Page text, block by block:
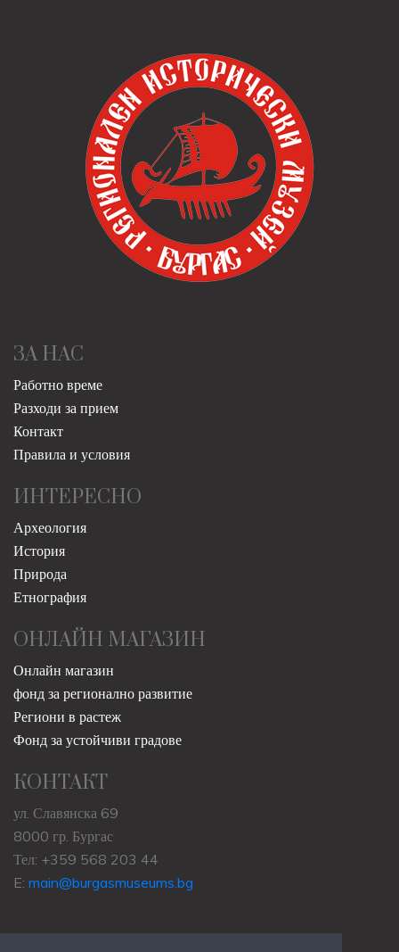
ЗА НАС
Работно време
Разходи за прием
Контакт
Правила и условия
ИНТЕРЕСНО
Археология
История
Природа
Етнография
ОНЛАЙН МАГАЗИН
Онлайн магазин
фонд за регионално развитие
Региони в растеж
Фонд за устойчиви градове
КОНТАКТ
ул. Славянска 69
8000 гр. Бургас
Тел: +359 568 203 44
E: main@burgasmuseums.bg